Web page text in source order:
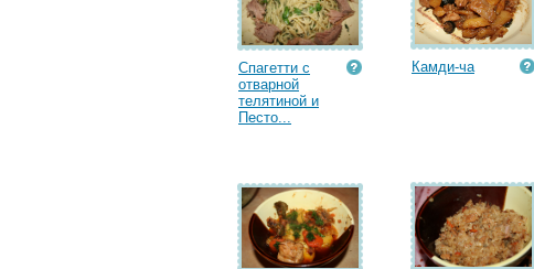
Спагетти с
отварной
телятиной и
Песто...
Камди-ча